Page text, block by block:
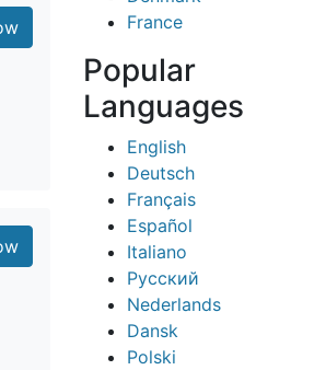
France
Popular
Languages
English
Deutsch
Français
Español
Italiano
Русский
Nederlands
Dansk
Polski